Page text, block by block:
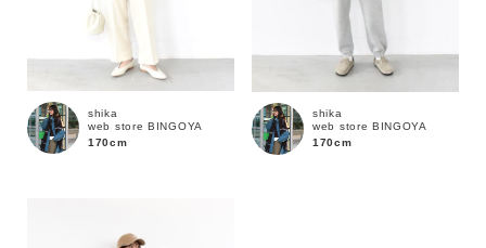
shika
web store BINGOYA
170cm
shika
web store BINGOYA
170cm